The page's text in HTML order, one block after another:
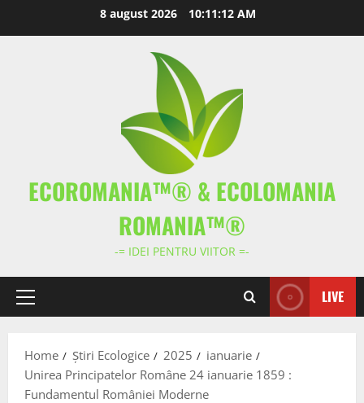
8 august 2026 10:11:13 AM
ECOROMANIA™® & ECOLOMANIA
ROMANIA™®
-= IDEI PENTRU VIITOR =-
Primary
LIVE
Home Știri Ecologice 2025
ianuarie
Unirea Principatelor Române 24 ianuarie 1859 :
Fundamentul României Moderne